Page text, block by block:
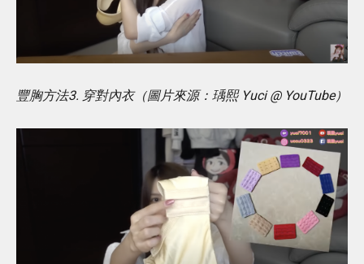
豐胸方法3. 穿對內衣（圖片來源：瑀熙 Yuci @ YouTube）